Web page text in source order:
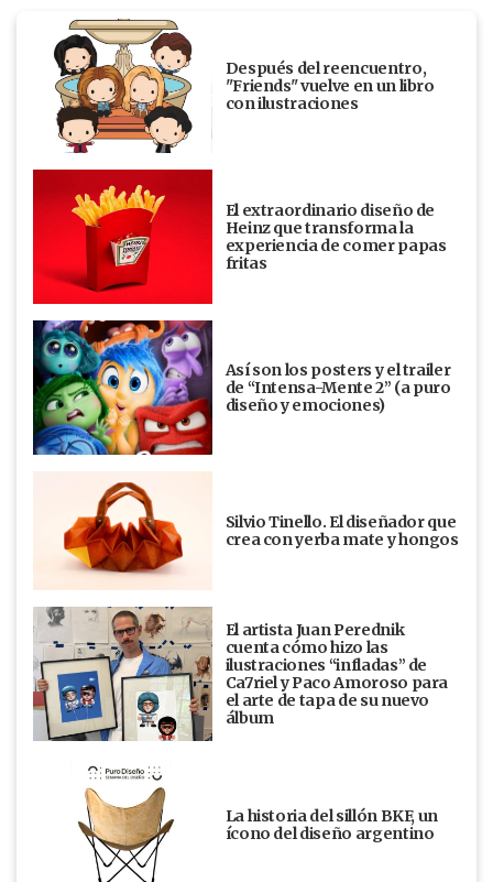
Después del reencuentro,
"Friends" vuelve en un libro
con ilustraciones
El extraordinario diseño de
Heinz que transforma la
experiencia de comer papas
fritas
Así son los posters y el trailer
de “Intensa-Mente 2” (a puro
diseño y emociones)
Silvio Tinello. El diseñador que
crea con yerba mate y hongos
El artista Juan Perednik
cuenta cómo hizo las
ilustraciones “infladas” de
Ca7riel y Paco Amoroso para
el arte de tapa de su nuevo
álbum
La historia del sillón BKF, un
ícono del diseño argentino